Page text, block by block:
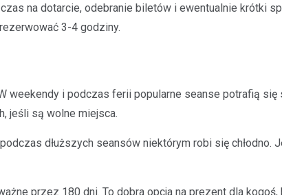
na dotarcie, odebranie biletów i ewentualnie krótki
3-4 godziny.
i podczas ferii popularne seanse potrafią
jeśli są wolne miejsca.
dłuższych seansów niektórym robi się
przez 180 dni. To dobra opcja na prezent dla